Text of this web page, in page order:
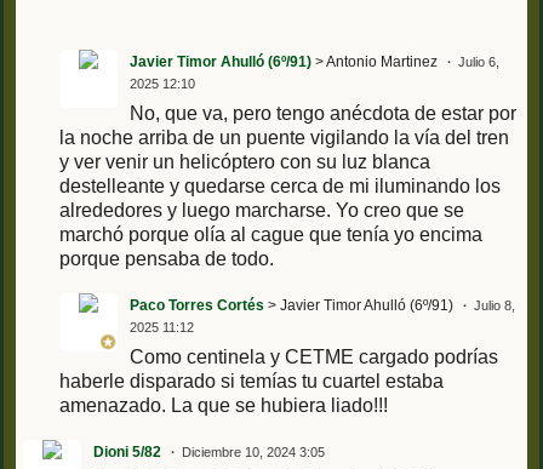
Javier Timor Ahulló (6º/91) > Antonio Martinez
Julio 6,
2025 12:10
No, que va, pero tengo anécdota de estar por
la noche arriba de un puente vigilando la vía del tren
y ver venir un helicóptero con su luz blanca
destelleante y quedarse cerca de mi iluminando los
alrededores y luego marcharse. Yo creo que se
marchó porque olía al cague que tenía yo encima
porque pensaba de todo.
Paco Torres Cortés > Javier Timor Ahulló (6º/91)
Julio 8,
2025 11:12
Como centinela y CETME cargado podrías
haberle disparado si temías tu cuartel estaba
amenazado. La que se hubiera liado!!!
Dioni 5/82 Diciembre 10, 2024 3:05